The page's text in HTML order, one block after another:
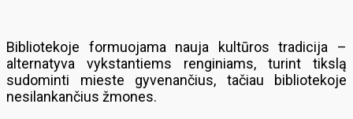
Bibliotekoje formuojama nauja kultūros tradicija –
alternatyva vykstantiems renginiams, turint tikslą
sudominti mieste gyvenančius, tačiau bibliotekoje
nesilankančius žmones.